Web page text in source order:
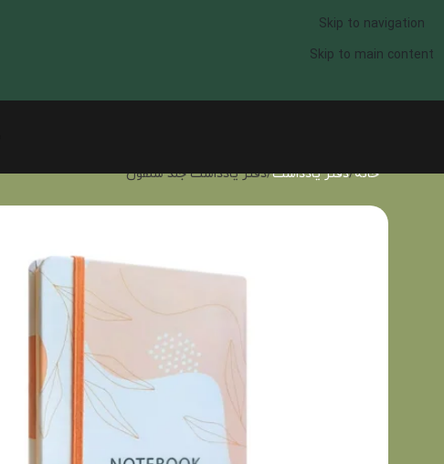
Skip to navigation
Skip to main content
خانه دفتر یادداشت دفتر یادداشت جلد سلفون